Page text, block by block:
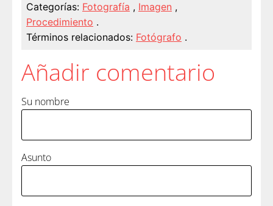
Categorías: Fotografía , Imagen ,
Procedimiento .
Términos relacionados: Fotógrafo .
Añadir comentario
Su nombre
Asunto